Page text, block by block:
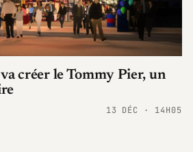
créer le Tommy Pier, un
13 DÉC · 14H05